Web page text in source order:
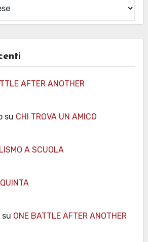
AFTER ANOTHER
su CHI TROVA UN AMICO
A SCUOLA
su ONE BATTLE AFTER ANOTHER